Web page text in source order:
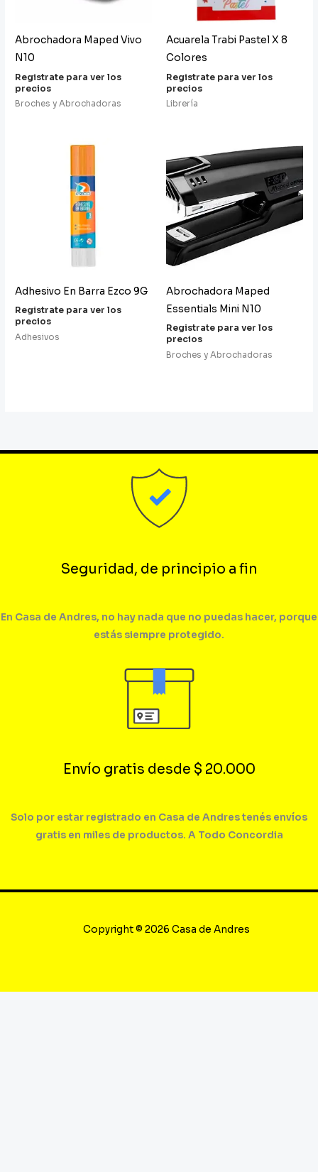
Abrochadora Maped Vivo
N10
Registrate para ver los
precios
Broches y Abrochadoras
Acuarela Trabi Pastel X 8
Colores
Registrate para ver los
precios
Librería
Adhesivo En Barra Ezco 9G
Registrate para ver los
precios
Adhesivos
Abrochadora Maped
Essentials Mini N10
Registrate para ver los
precios
Broches y Abrochadoras
Seguridad, de principio a fin
En Casa de Andres, no hay nada que no puedas hacer, porque
estás siempre protegido.
Envío gratis desde $ 20.000
Solo por estar registrado en Casa de Andres tenés envíos
gratis en miles de productos. A Todo Concordia
Copyright © 2026 Casa de Andres